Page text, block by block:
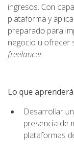
ingresos. Con
plataforma y
preparado para
negocio u ofrecer
freelancer.
Lo que
Desarrollar
presencia de
plataformas